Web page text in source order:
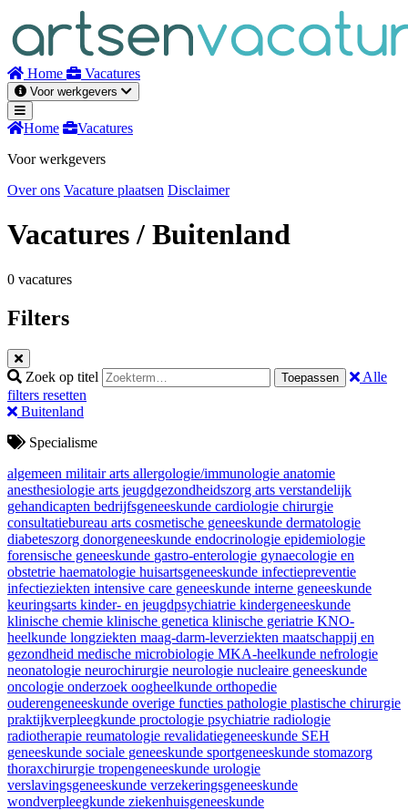
inhoud
Home Vacatures
Voor werkgevers
Home
Vacatures
Voor werkgevers
Over ons Vacature plaatsen Disclaimer
Vacatures/ Buitenland
0 vacatures
Filters
Zoek op titel Toepassen
Alle
filters resetten
Buitenland
Specialisme
algemeen militair arts allergologie/immunologie anatomie
anesthesiologie arts jeugdgezondheidszorg arts verstandelijk
gehandicapten bedrijfsgeneeskunde cardiologie chirurgie
consultatiebureau arts cosmetische geneeskunde dermatologie
diabeteszorg donorgeneeskunde endocrinologie epidemiologie
forensische geneeskunde gastro-enterologie gynaecologie en
obstetrie haematologie huisartsgeneeskunde infectiepreventie
infectieziekten intensive care geneeskunde interne geneeskunde
keuringsarts kinder- en jeugdpsychiatrie kindergeneeskunde
klinische chemie klinische genetica klinische geriatrie KNO-
heelkunde longziekten maag-darm-leverziekten maatschappij en
gezondheid medische microbiologie MKA-heelkunde nefrologie
neonatologie neurochirurgie neurologie nucleaire geneeskunde
oncologie onderzoek oogheelkunde orthopedie
ouderengeneeskunde overige functies pathologie plastische chirurgie
praktijkverpleegkunde proctologie psychiatrie radiologie
radiotherapie reumatologie revalidatiegeneeskunde SEH
geneeskunde sociale geneeskunde sportgeneeskunde stomazorg
thoraxchirurgie tropengeneeskunde urologie
verslavingsgeneeskunde verzekeringsgeneeskunde
wondverpleegkunde ziekenhuisgeneeskunde